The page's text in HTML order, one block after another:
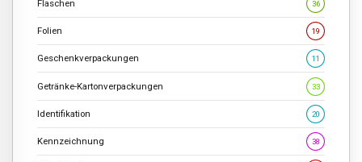
Flaschen 36
Folien 19
Geschenkverpackungen 11
Getränke-Kartonverpackungen 33
Identifikation 20
Kennzeichnung 38